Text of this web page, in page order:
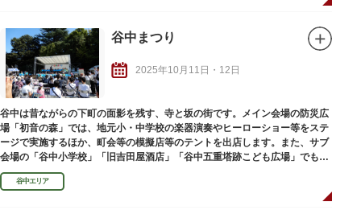
谷中まつり
2025年10月11日・12日
谷中は昔ながらの下町の面影を残す、寺と坂の街です。メイン会場の防災広
場「初音の森」では、地元小・中学校の楽器演奏やヒーローショー等をステ
ージで実施するほか、町会等の模擬店等のテントを出店します。また、サブ
会場の「谷中小学校」「旧吉田屋酒店」「谷中五重塔跡こども広場」でも、
大道芸をはじめ、楽しいイベントを実施します。そのほか、谷中地区全体で
のスタンプラリーも開催。例年、家族連れや子どもたちで賑わっています。
谷中エリア